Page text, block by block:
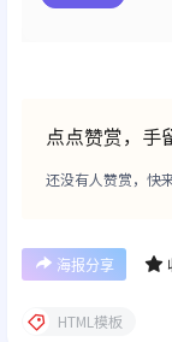
点点赞赏，手
还没有人赞赏，快
海报分享
HTML模板